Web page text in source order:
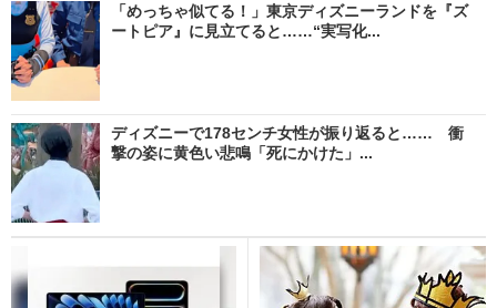
「めっちゃ似てる！」東京ディズニーランドを『ズ
ートピア』に見立てると……“実写化...
ディズニーで178センチ女性が振り返ると…… 衝
撃の姿に黄色い悲鳴「死にかけた」...